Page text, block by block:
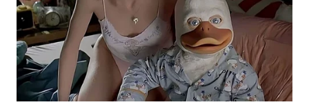
WN
TAPANULI
TENGAH
WN DELI